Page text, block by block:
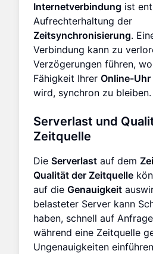
Internetverbindung ist
Aufrechterhaltung der
Zeitsynchronisierung.
Verbindung kann zu
Verzögerungen führen,
Fähigkeit Ihrer Online-Uhr
wird, synchron zu bleiben.
Serverlast und
Zeitquelle
Die Serverlast auf dem
Qualität der Zeitquelle
auf die Genauigkeit
belasteter Server kann
haben, schnell auf
während eine Zeitquelle
Ungenauigkeiten